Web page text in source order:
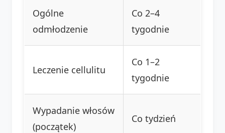
Ogólne
odmłodzenie
Co 2–4
tygodnie
Leczenie cellulitu
Co 1–2
tygodnie
Wypadanie włosów
(początek)
Co tydzień